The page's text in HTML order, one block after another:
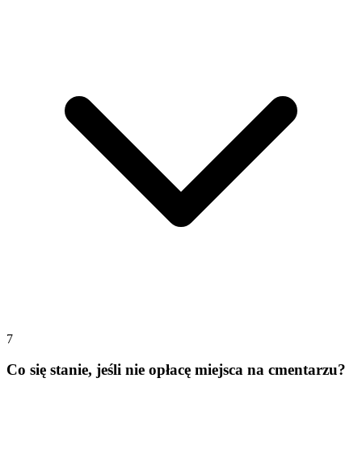
7
Co się stanie, jeśli nie opłacę miejsca na cmentarzu?